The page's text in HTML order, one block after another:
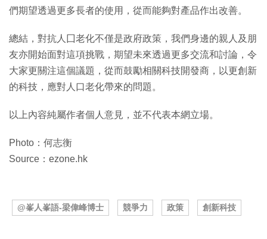
們期望透過更多長者的使用，從而能夠對產品作出改善。
總結，對抗人囗老化不僅是政府政策，我們身邊的親人及朋
友亦開始面對這項挑戰，期望未來透過更多交流和討論，令
大家更關注這個議題，從而鼓勵相關科技開發商，以更創新
的科技，應對人口老化帶來的問題。
以上內容純屬作者個人意見，並不代表本網立場。
Photo：何志衡
Source：ezone.hk
@峯人峯語-梁偉峰博士 競爭力 政策 創新科技